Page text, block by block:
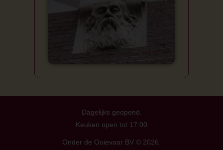
Dagelijks geopend.
Keuken open tot 17:00
Onder de Ooievaar BV © 2026.